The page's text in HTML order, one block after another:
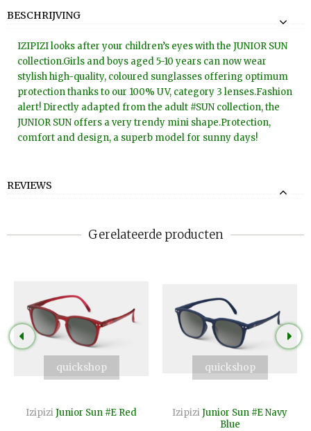
BESCHRIJVING
IZIPIZI looks after your children’s eyes with the JUNIOR SUN
collection.Girls and boys aged 5-10 years can now wear
stylish high-quality, coloured sunglasses offering optimum
protection thanks to our 100% UV, category 3 lenses.Fashion
alert! Directly adapted from the adult #SUN collection, the
JUNIOR SUN offers a very trendy mini shape.Protection,
comfort and design, a superb model for sunny days!
REVIEWS
Gerelateerde producten
quickshop
IzipiziJunior Sun #E Red
quickshop
IzipiziJunior Sun #E Navy
Blue